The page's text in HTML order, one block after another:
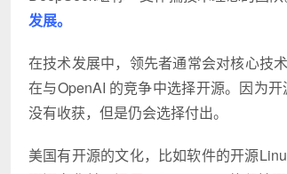
发展。
在技术发展中，领先者通常会对核心技
在与OpenAI 的竞争中选择开源。因为
没有收获，但是仍会选择付出。
美国有开源的文化，比如软件的开源